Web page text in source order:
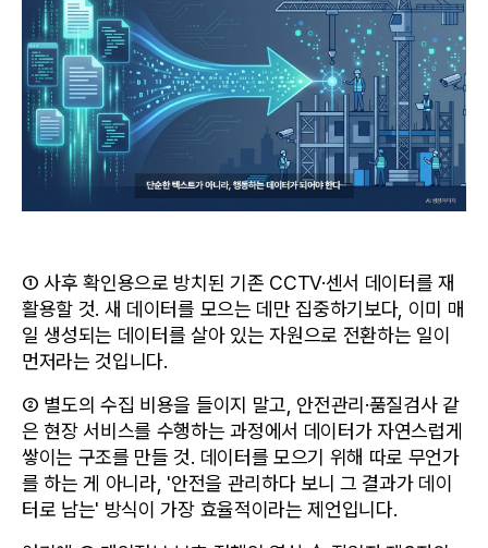
① 사후 확인용으로 방치된 기존 CCTV·센서 데이터를 재
활용할 것. 새 데이터를 모으는 데만 집중하기보다, 이미 매
일 생성되는 데이터를 살아 있는 자원으로 전환하는 일이
먼저라는 것입니다.
② 별도의 수집 비용을 들이지 말고, 안전관리·품질검사 같
은 현장 서비스를 수행하는 과정에서 데이터가 자연스럽게
쌓이는 구조를 만들 것. 데이터를 모으기 위해 따로 무언가
를 하는 게 아니라, '안전을 관리하다 보니 그 결과가 데이
터로 남는' 방식이 가장 효율적이라는 제언입니다.